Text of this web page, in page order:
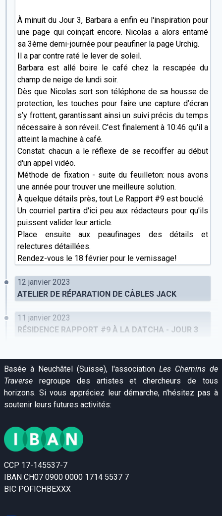
À minuit du Jour 3, Barbara a enfin eu l'inspiration pour
une page qui coinçait encore. Nicolas a alors entamé
sa 3ème demi-journée pour peaufiner la page Urchig.
Il a par contre raté le lever de soleil.
Barbara est allé boire le café chez la rescapée du
champ de neige de lundi soir.
Dès que Nicolas sort son téléphone de sa housse de
protection, les touches pour faire une capture d’écran
s’y frottent, garantissant ainsi un suivi précis du temps
nécessaire à son réveil. C'est finalement à 10:46 qu'il a
atteint la machine à café.
Constat: chacun a le réflexe de se recoiffer au début
d'un appel vidéo.
Méthode de fixation - suite du feuilleton: nous avons
une année pour trouver une meilleure solution.
À quelque détails près, tout Le Rapport #9 est bouclé.
Un courriel partira d'ici peu aux rédacteurs pour qu'ils
puissent valider leur article.
Place ensuite aux peaufinages des détails et
relectures détaillées.
Rendez-vous le 18 février pour le vernissage!
12 janvier 2023
ATELIER DE RÉPARATION DE CÂBLES JACK
11 janvier 2023
RÉSIDENCE RAPPORT #9 À LA DATCHA - JOUR 3
Basée à Neuchâtel (Suisse), l'association Les Chemins de
Traverse regroupe des artistes et chercheurs de tous
horizons. Si vous appréciez leur démarche, n'hésitez pas à
soutenir leurs futures activités:
CCP 17-145537-7
IBAN CH07 0900 0000 1714 5537 7
BIC POFICHBEXXX